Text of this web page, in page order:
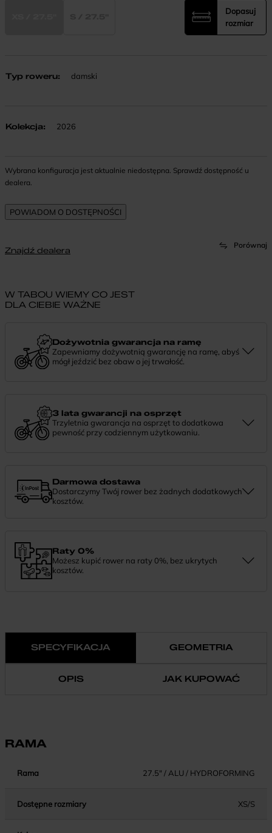
Dopasuj
rozmiar
Typ roweru: damski
Kolekcja: 2026
Wybrana konfiguracja jest aktualnie niedostępna. Sprawdź dostępność u
dealera.
Porównaj
Znajdź dealera
W TABOU WIEMY CO JEST
DLA CIEBIE WAŻNE
Dożywotnia gwarancja na ramę
Zapewniamy dożywotnią gwarancję na ramę, abyś
mógł jeździć bez obaw o jej trwałość.
chętnie pomożemy.3 lata gwarancji na osprzęt
Trzyletnia gwarancja na osprzęt to dodatkowa
pewność przy codziennym użytkowaniu.
Darmowa dostawa
Dostarczymy Twój rower bez żadnych dodatkowych
kosztów.
Raty 0%
Możesz kupić rower na raty 0%, bez ukrytych
kosztów.
SPECYFIKACJA GEOMETRIA
OPIS JAK KUPOWAĆ
RAMA
Rama 27.5" / ALU / HYDROFORMING
Dostępne rozmiary XS/S